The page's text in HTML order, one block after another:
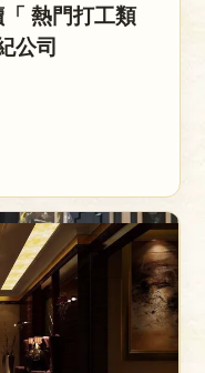
熱門打工類
公司